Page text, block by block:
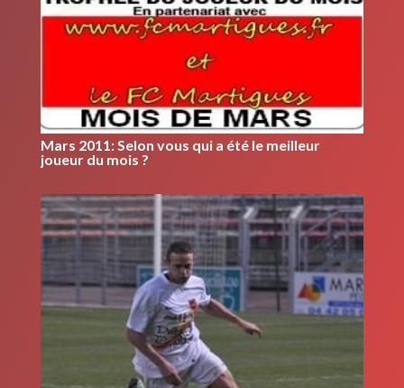
Mars 2011: Selon vous qui a été le meilleur
joueur du mois ?